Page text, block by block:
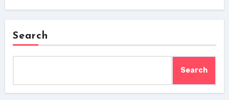
Search
Search